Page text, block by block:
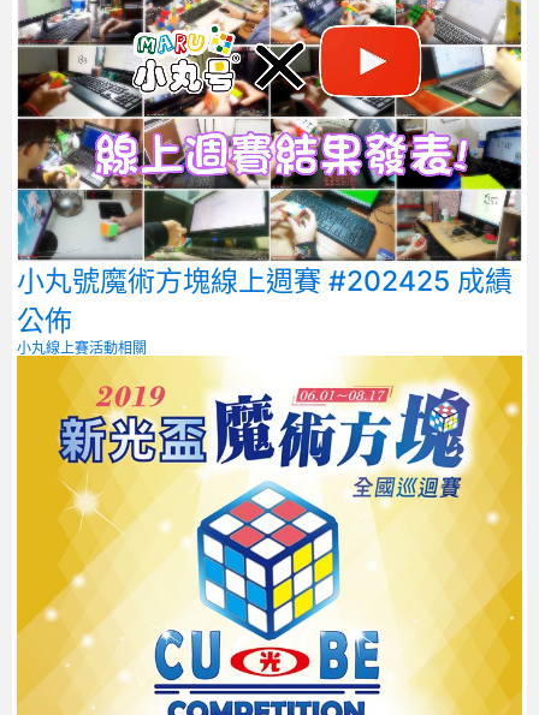
小丸號魔術方塊線上週賽 #202425 成績
公佈
小丸線上賽活動相關